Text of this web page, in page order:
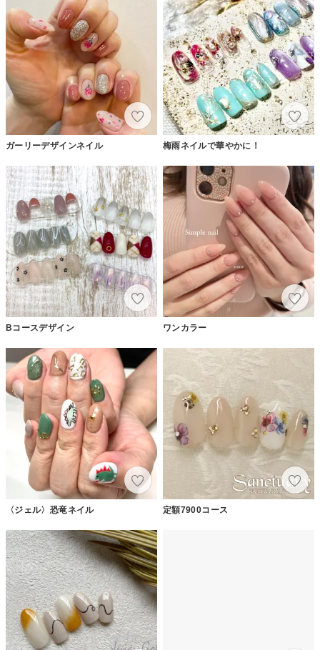
ガーリーデザインネイル 梅雨ネイルで華やかに！
Bコースデザイン ワンカラー
〈ジェル〉恐竜ネイル 定額7900コース